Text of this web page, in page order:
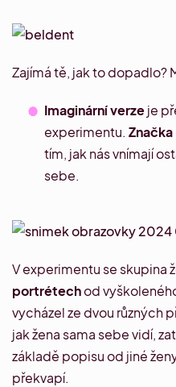
Zajímá tě, jak to dopadlo?
Imaginární verzeje
experimentu.
tím, jak nás vnímají
sebe.
V experimentu se skupina
portrétechod
vycházel ze dvou různých
jak žena sama sebe vidí,
základě popisu od jiné
překvapí.